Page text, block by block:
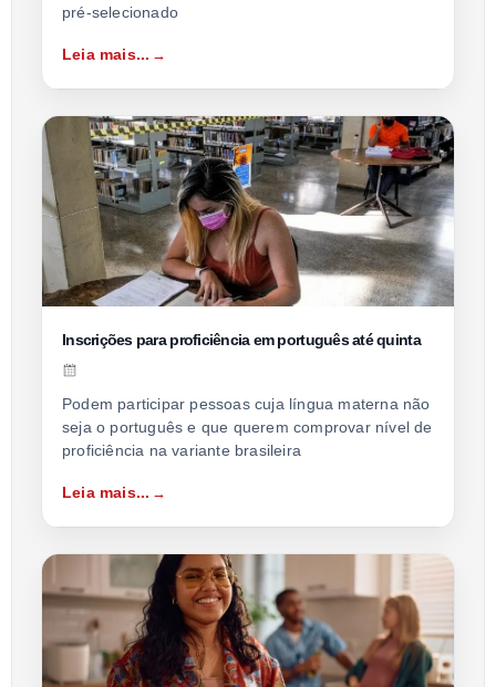
pré-selecionado
Leia mais...
Inscrições para proficiência em português até quinta
Podem participar pessoas cuja língua materna não
seja o português e que querem comprovar nível de
proficiência na variante brasileira
Leia mais...